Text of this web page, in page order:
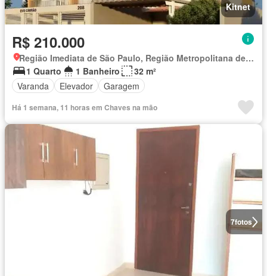
Kitnet
R$ 210.000
Região Imediata de São Paulo, Região Metropolitana de São Paulo
1 Quarto
1 Banheiro
32 m²
Varanda
Elevador Garagem
Há 1 semana, 11 horas em Chaves na mão
7fotos